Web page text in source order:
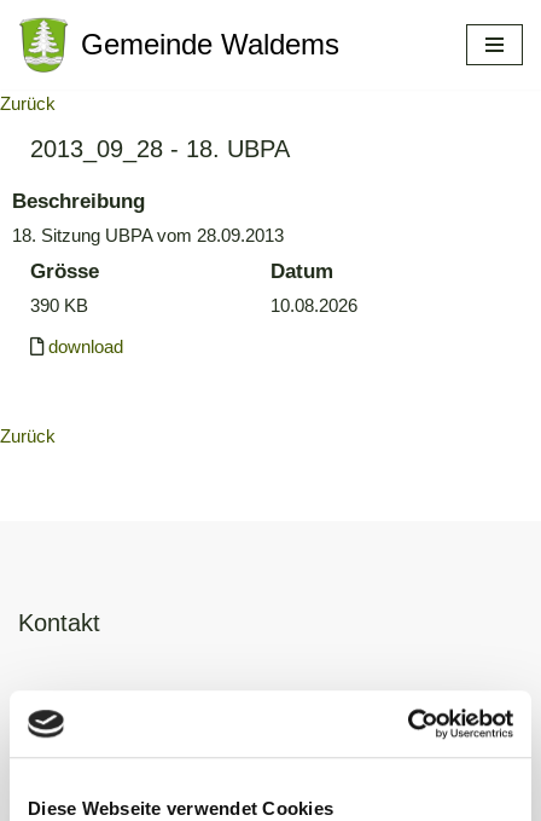
Diese Webseite verwendet Cookies
Zum
Inhalt
Gemeinde Waldems
Zurück
2013_09_28 - 18. UBPA
Beschreibung
18. Sitzung UBPA vom 28.09.2013
Grösse
390 KB
Datum
10.08.2026
download
Zurück
Kontakt
Rathaus (Gemeindeverwaltung)
Schulgasse 2